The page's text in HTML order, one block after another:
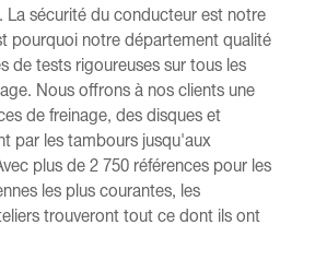
La sécurité du conducteur est notre
pourquoi notre département qualité
de tests rigoureuses sur tous les
Nous offrons à nos clients une
de freinage, des disques et
par les tambours jusqu'aux
plus de 2 750 références pour les
les plus courantes, les
trouveront tout ce dont ils ont